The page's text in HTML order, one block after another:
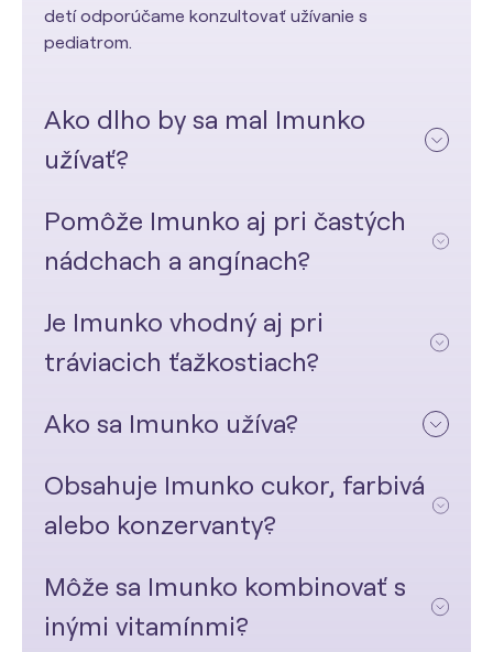
detí odporúčame konzultovať užívanie s
pediatrom.
Ako dlho by sa mal Imunko
užívať?
Pomôže Imunko aj pri častých
nádchach a angínach?
Je Imunko vhodný aj pri
tráviacich ťažkostiach?
Ako sa Imunko užíva?
Obsahuje Imunko cukor, farbivá
alebo konzervanty?
Môže sa Imunko kombinovať s
inými vitamínmi?